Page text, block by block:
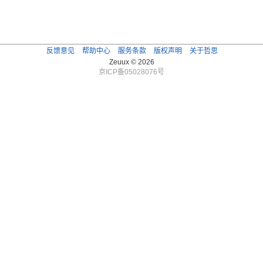
反馈意见 帮助中心 服务条款 版权声明
关于哲思
Zeuux © 2026
京ICP备05028076号